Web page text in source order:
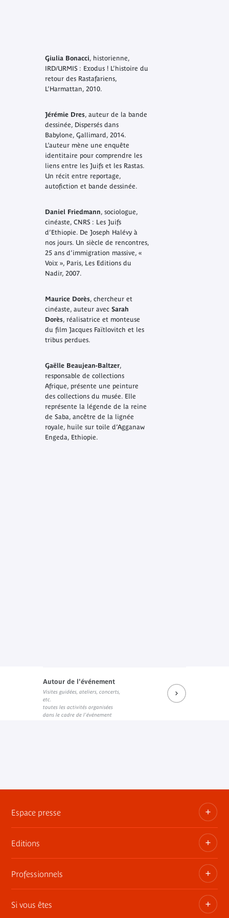
Giulia Bonacci, historienne,
IRD/URMIS : Exodus ! L’histoire du
retour des Rastafariens,
L’Harmattan, 2010.
Jérémie Dres, auteur de la bande
dessinée, Dispersés dans
Babylone, Gallimard, 2014.
L’auteur mène une enquête
identitaire pour comprendre les
liens entre les Juifs et les Rastas.
Un récit entre reportage,
autofiction et bande dessinée.
Daniel Friedmann, sociologue,
cinéaste, CNRS : Les Juifs
d’Ethiopie. De Joseph Halévy à
nos jours. Un siècle de rencontres,
25 ans d’immigration massive, «
Voix », Paris, Les Editions du
Nadir, 2007.
Maurice Dorès, chercheur et
cinéaste, auteur avec Sarah
Dorès, réalisatrice et monteuse
du film Jacques Faïtlovitch et les
tribus perdues.
Gaëlle Beaujean-Baltzer,
responsable de collections
Afrique, présente une peinture
des collections du musée. Elle
représente la légende de la reine
de Saba, ancêtre de la lignée
royale, huile sur toile d’Agganaw
Engeda, Ethiopie.
Autour de l'événement
Visites guidées, ateliers, concerts,
etc.
toutes les activités organisées
dans le cadre de l'événement
Espace presse
Dossiers, communiqués, bandes annonces
Contact presse
Editions
Les publications du musée
Professionnels
Privatisez les espaces
Si vous êtes